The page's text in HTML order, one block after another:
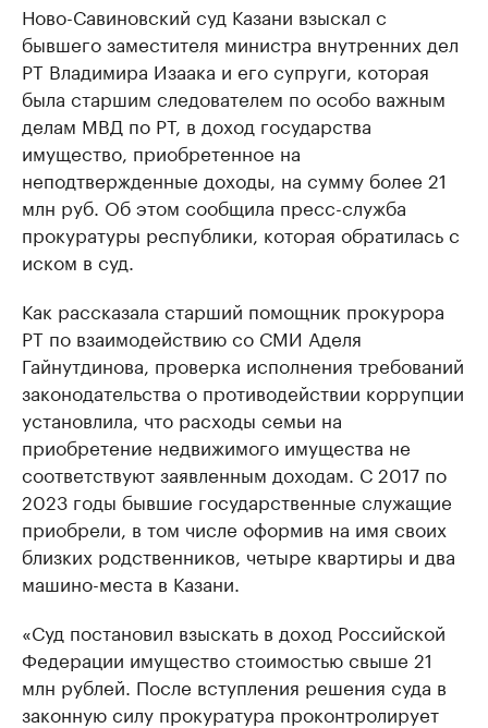
Ново-Савиновский суд Казани взыскал с
бывшего заместителя министра внутренних дел
РТ Владимира Изаака и его супруги, которая
была старшим следователем по особо важным
делам МВД по РТ, в доход государства
имущество, приобретенное на
неподтвержденные доходы, на сумму более 21
млн руб. Об этом сообщила пресс-служба
прокуратуры республики, которая обратилась с
иском в суд.
Как рассказала старший помощник прокурора
РТ по взаимодействию со СМИ Аделя
Гайнутдинова, проверка исполнения требований
законодательства о противодействии коррупции
установлила, что расходы семьи на
приобретение недвижимого имущества не
соответствуют заявленным доходам. С 2017 по
2023 годы бывшие государственные служащие
приобрели, в том числе оформив на имя своих
близких родственников, четыре квартиры и два
машино-места в Казани.
«Суд постановил взыскать в доход Российской
Федерации имущество стоимостью свыше 21
млн рублей. После вступления решения суда в
законную силу прокуратура проконтролирует